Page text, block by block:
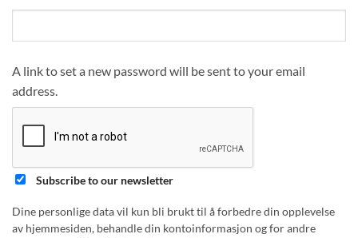
A link to set a new password will be sent to your email
address.
Subscribe to our newsletter
Dine personlige data vil kun bli brukt til å forbedre din opplevelse
av hjemmesiden, behandle din kontoinformasjon og for andre